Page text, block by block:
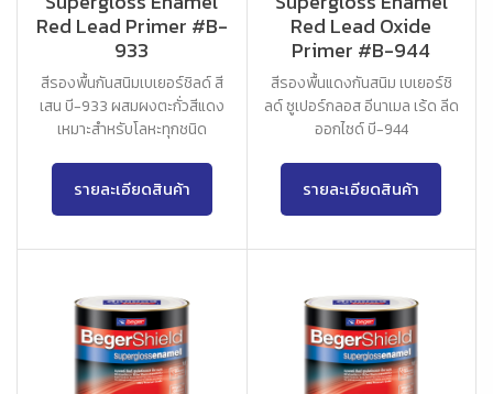
Red Lead Primer #B-
933
สีรองพื้นกันสนิมเบเยอร์ชิลด์ สี
เสน บี-933 ผสมผงตะกั่วสีแดง
เหมาะสำหรับโลหะทุกชนิด
รายละเอียดสินค้า
Red Lead Oxide
Primer #B-944
สีรองพื้นแดงกันสนิม เบเยอร์ชิ
ลด์ ซูเปอร์กลอส อีนาเมล เร้ด ลีด
ออกไซด์ บี-944
รายละเอียดสินค้า